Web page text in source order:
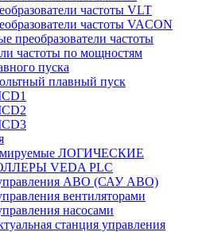
частоты VLT
частоты VACON
преобразователи частоты
частоты по мощностям
пуска
плавный пуск
ЛОГИЧЕСКИЕ
VEDA PLC
АВО (САУ АВО)
вентиляторами
насосами
станция управления